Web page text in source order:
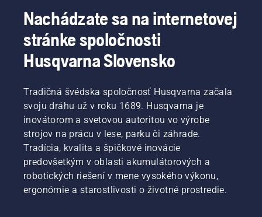
Nachádzate sa na internetovej
stránke spoločnosti
Husqvarna Slovensko
Tradičná švédska spoločnosť Husqvarna začala
svoju dráhu už v roku 1689. Husqvarna je
inovátorom a svetovou autoritou vo výrobe
strojov na prácu v lese, parku či záhrade.
Tradícia, kvalita a špičkové inovácie
predovšetkým v oblasti akumulátorových a
robotických riešení v mene vysokého výkonu,
ergonómie a starostlivosti o životné prostredie.